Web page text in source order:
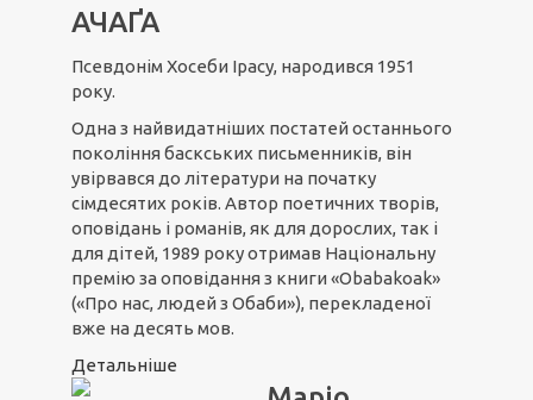
АЧАҐА
Псевдонім Хосеби Ірасу, народився 1951
року.
Одна з найвидатніших постатей останнього
покоління баскських письменників, він
увірвався до літератури на початку
сімдесятих років. Автор поетичних творів,
оповідань і романів, як для дорослих, так і
для дітей, 1989 року отримав Національну
премію за оповідання з книги «Obabakoak»
(«Про нас, людей з Обаби»), перекладеної
вже на десять мов.
Детальніше